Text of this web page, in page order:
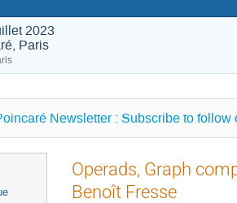
2023
Paris
Newsletter : Subscribe to follow
Operads, Graph
Benoît Fresse